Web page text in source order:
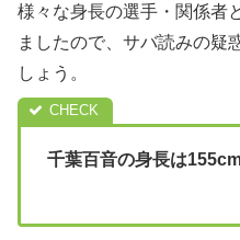
様々な身長の選手・関係者
ましたので、サバ読みの疑
しょう。
千葉百音の身長は